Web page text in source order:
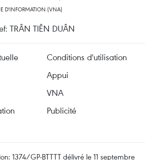
D'INFORMATION (VNA)
TRÂN TIÊN DUÂN
Conditions d'utilisation
Appui
VNA
Publicité
1374/GP-BTTTT délivré le 11 septembre